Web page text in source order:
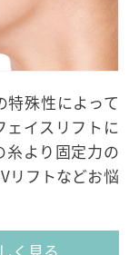
殊性によって
ェイスリフトに
糸より固定力の
リフトなどお悩